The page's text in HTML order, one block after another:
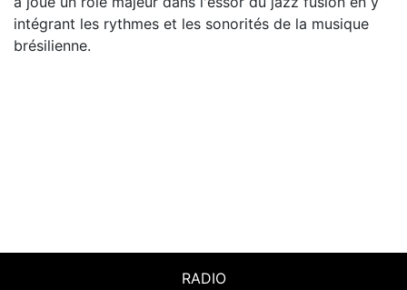
intégrant les rythmes et les sonorités de la musique
brésilienne.
RADIO